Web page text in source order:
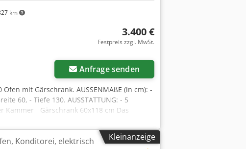
km
3.400 €
Festpreis zzgl. MwSt.
Anfrage senden
Ofen mit Gärschrank. AUSSENMAßE (in cm): -
60, - Tiefe 130. AUSSTATTUNG: - 5
- Gärschrank 60x118 cm Das
(36-068 Bachórz, Polen). Verfügbare
/ Inbetriebnahme. Der angegebene Preis ist
FRANZÖSISCH, RUSSISCH UND
Kleinanzeige
Konditorei, elektrisch